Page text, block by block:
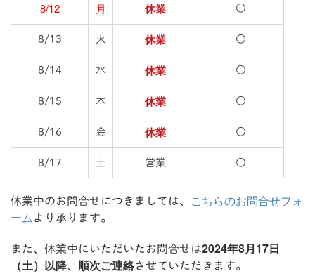
8/12 月 休業 〇
8/13 火 休業 〇
8/14 水 休業 〇
8/15 木 休業 〇
8/16 金 休業 〇
8/17 土 営業 〇
休業中のお問合せにつきましては、
こちらのお問合せフォ
ームより承ります。
また、休業中にいただいたお問合せは2024年8月17日
（土）以降、順次ご連絡させていただきます。